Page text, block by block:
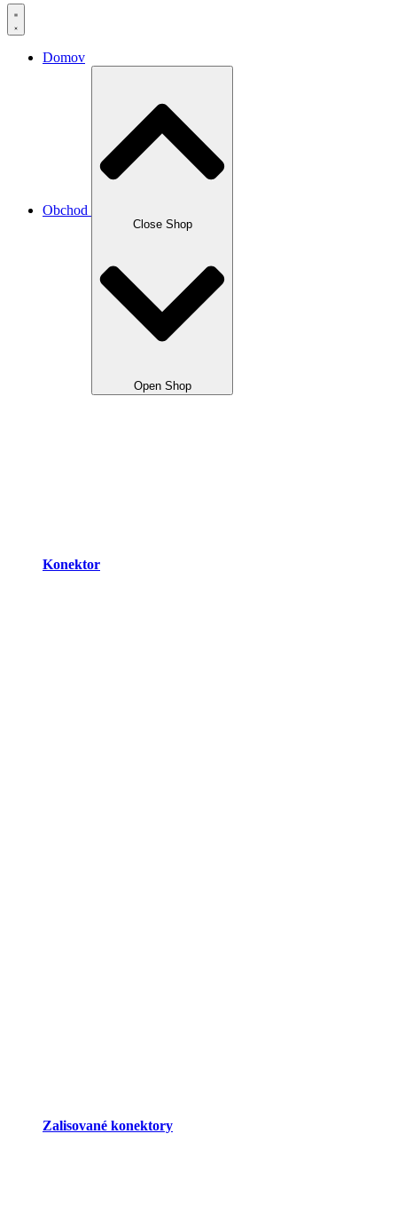
Domov
Obchod
Close Shop
Open Shop
Konektor
Zalisované konektory